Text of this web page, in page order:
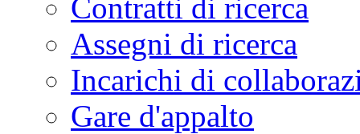
Contratti di ricerca
Assegni di ricerca
Incarichi di
Gare d'appalto